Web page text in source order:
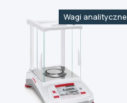
Wagi analityczne